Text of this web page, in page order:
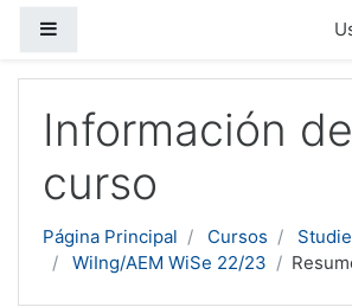
Información
curso
Página Principal Cursos
WiIng/AEM WiSe 22/23